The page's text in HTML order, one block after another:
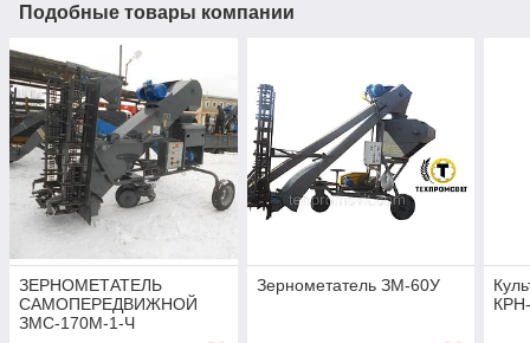
Подобные товары компании
ЗЕРНОМЕТАТЕЛЬ
САМОПЕРЕДВИЖНОЙ
ЗМС-170М-1-Ч
Зернометатель ЗМ-60У